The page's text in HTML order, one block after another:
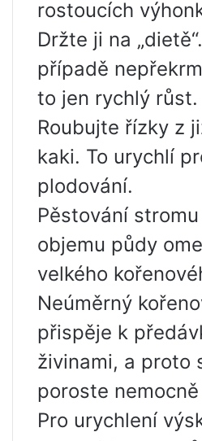
rostoucích
Držte ji na
případě
to jen rychlý růst.
Roubujte řízky z
kaki. To urychlí
plodování.
Pěstování
objemu půdy
velkého
Neúměrný
přispěje k
živinami, a proto
poroste
Pro urychlení